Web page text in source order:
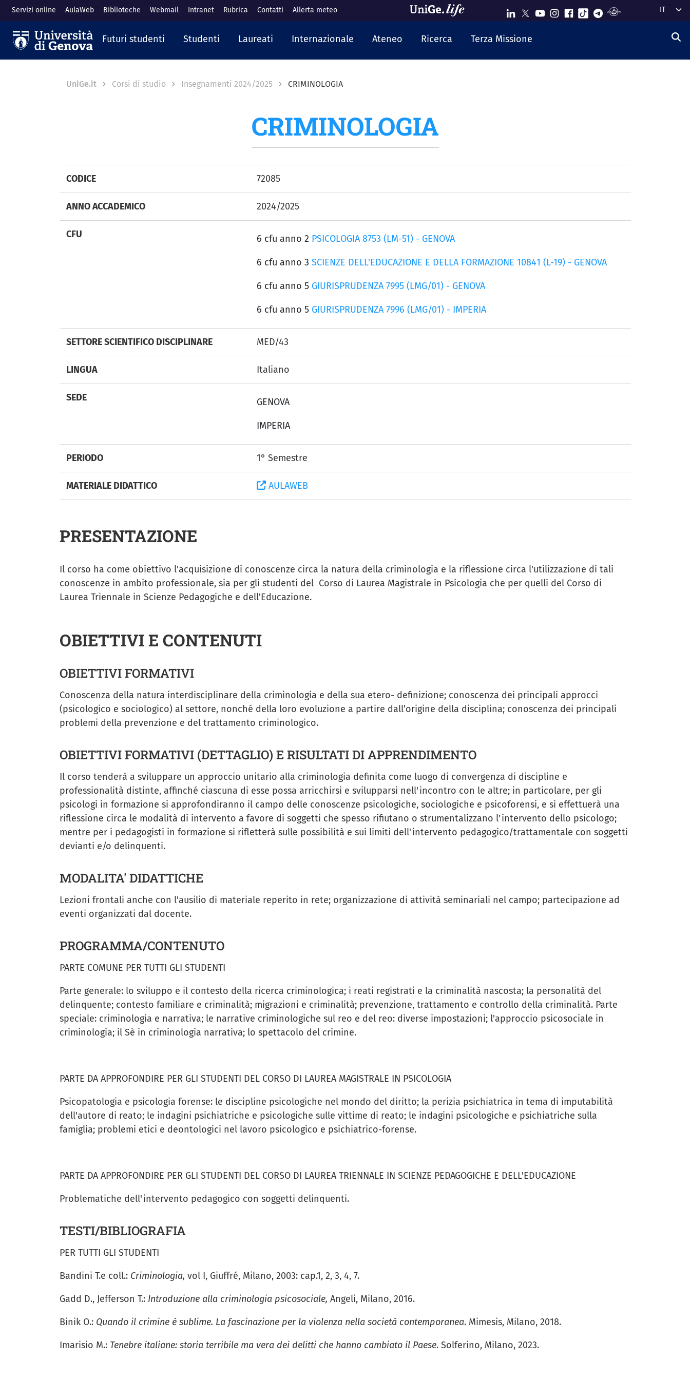
al contenuto principale
Servizi online AulaWeb Biblioteche Webmail Intranet Rubrica Contatti Allerta meteo Select
Navigazione principale
Futuri studenti Studenti Laureati Internazionale Ateneo Ricerca Terza Missione
Breadcrumb
UniGe.it Corsi di studio Insegnamenti 2024/2025 CRIMINOLOGIA
CRIMINOLOGIA
CODICE 72085
ANNO ACCADEMICO 2024/2025
CFU 6 cfu anno 2 PSICOLOGIA 8753 (LM-51) - GENOVA
6 cfu anno 3 SCIENZE DELL'EDUCAZIONE E DELLA FORMAZIONE 10841 (L-19) - GENOVA
6 cfu anno 5 GIURISPRUDENZA 7995 (LMG/01) - GENOVA
6 cfu anno 5 GIURISPRUDENZA 7996 (LMG/01) - IMPERIA
SETTORE SCIENTIFICO DISCIPLINARE MED/43
LINGUA Italiano
SEDE GENOVA
IMPERIA
PERIODO 1° Semestre
MATERIALE DIDATTICO AULAWEB
PRESENTAZIONE
Il corso ha come obiettivo l'acquisizione di conoscenze circa la natura della criminologia e la riflessione circa l'utilizzazione di tali
conoscenze in ambito professionale, sia per gli studenti del Corso di Laurea Magistrale in Psicologia che per quelli del Corso di
Laurea Triennale in Scienze Pedagogiche e dell'Educazione.
OBIETTIVI E CONTENUTI
OBIETTIVI FORMATIVI
Conoscenza della natura interdisciplinare della criminologia e della sua etero- definizione; conoscenza dei principali approcci
(psicologico e sociologico) al settore, nonché della loro evoluzione a partire dall’origine della disciplina; conoscenza dei principali
problemi della prevenzione e del trattamento criminologico.
OBIETTIVI FORMATIVI (DETTAGLIO) E RISULTATI DI APPRENDIMENTO
Il corso tenderà a sviluppare un approccio unitario alla criminologia definita come luogo di convergenza di discipline e
professionalità distinte, affinché ciascuna di esse possa arricchirsi e svilupparsi nell'incontro con le altre; in particolare, per gli
psicologi in formazione si approfondiranno il campo delle conoscenze psicologiche, sociologiche e psicoforensi, e si effettuerà una
riflessione circa le modalità di intervento a favore di soggetti che spesso rifiutano o strumentalizzano l'intervento dello psicologo;
mentre per i pedagogisti in formazione si rifletterà sulle possibilità e sui limiti dell'intervento pedagogico/trattamentale con soggetti
devianti e/o delinquenti.
MODALITA' DIDATTICHE
Lezioni frontali anche con l'ausilio di materiale reperito in rete; organizzazione di attività seminariali nel campo; partecipazione ad
eventi organizzati dal docente.
PROGRAMMA/CONTENUTO
PARTE COMUNE PER TUTTI GLI STUDENTI
Parte generale: lo sviluppo e il contesto della ricerca criminologica; i reati registrati e la criminalità nascosta; la personalità del
delinquente; contesto familiare e criminalità; migrazioni e criminalità; prevenzione, trattamento e controllo della criminalità. Parte
speciale: criminologia e narrativa; le narrative criminologiche sul reo e del reo: diverse impostazioni; l'approccio psicosociale in
criminologia; il Sè in criminologia narrativa; lo spettacolo del crimine.
PARTE DA APPROFONDIRE PER GLI STUDENTI DEL CORSO DI LAUREA MAGISTRALE IN PSICOLOGIA
Psicopatologia e psicologia forense: le discipline psicologiche nel mondo del diritto; la perizia psichiatrica in tema di imputabilità
dell'autore di reato; le indagini psichiatriche e psicologiche sulle vittime di reato; le indagini psicologiche e psichiatriche sulla
famiglia; problemi etici e deontologici nel lavoro psicologico e psichiatrico-forense.
PARTE DA APPROFONDIRE PER GLI STUDENTI DEL CORSO DI LAUREA TRIENNALE IN SCIENZE PEDAGOGICHE E DELL'EDUCAZIONE
Problematiche dell'intervento pedagogico con soggetti delinquenti.
TESTI/BIBLIOGRAFIA
PER TUTTI GLI STUDENTI
Bandini T.e coll.: Criminologia, vol I, Giuffré, Milano, 2003: cap.1, 2, 3, 4, 7.
Gadd D., Jefferson T.: Introduzione alla criminologia psicosociale, Angeli, Milano, 2016.
Binik O.: Quando il crimine è sublime. La fascinazione per la violenza nella società contemporanea. Mimesis, Milano, 2018.
Imarisio M.: Tenebre italiane: storia terribile ma vera dei delitti che hanno cambiato il Paese. Solferino, Milano, 2023.